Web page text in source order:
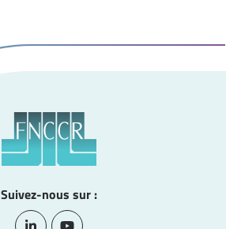
Suivez-nous sur :